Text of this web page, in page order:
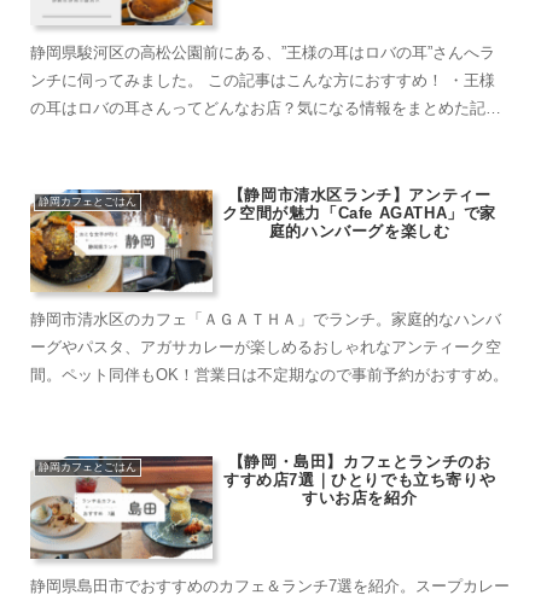
静岡県駿河区の高松公園前にある、”王様の耳はロバの耳”さんへラ
ンチに伺ってみました。 この記事はこんな方におすすめ！ ・王様
の耳はロバの耳さんってどんなお店？気になる情報をまとめた記事
静岡カフェとごはん
【静岡市清水区ランチ】アンティー
ク空間が魅力「Cafe AGATHA」で家
庭的ハンバーグを楽しむ
静岡市清水区のカフェ「ＡＧＡＴＨＡ」でランチ。家庭的なハンバ
ーグやパスタ、アガサカレーが楽しめるおしゃれなアンティーク空
間。ペット同伴もOK！営業日は不定期なので事前予約がおすすめ。
静岡カフェとごはん
【静岡・島田】カフェとランチのお
すすめ店7選｜ひとりでも立ち寄りや
すいお店を紹介
静岡県島田市でおすすめのカフェ＆ランチ7選を紹介。スープカレー